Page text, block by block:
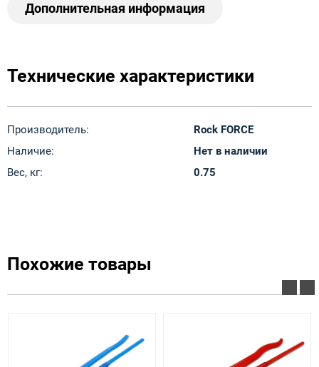
Дополнительная информация
Технические характеристики
Производитель:
Rock FORCE
Наличие:
Нет в наличии
Вес, кг:
0.75
Похожие товары